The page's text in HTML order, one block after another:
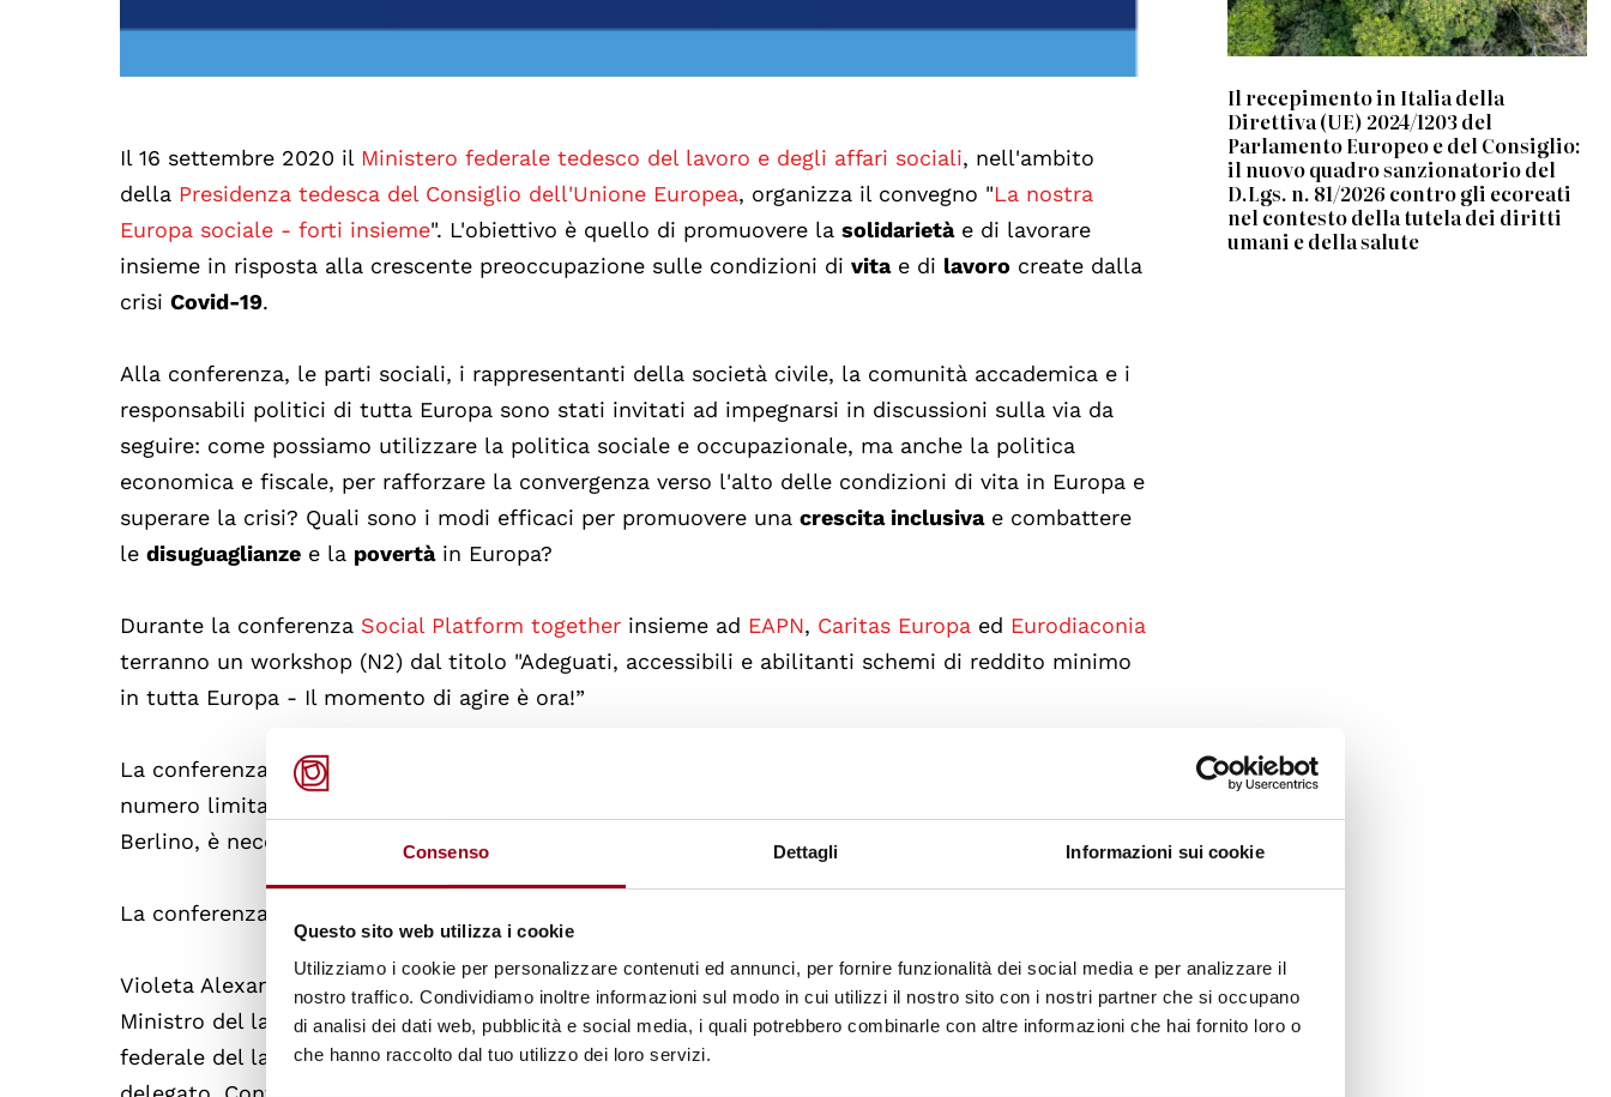
Consenso Dettagli Informazioni sui cookie
Questo sito web utilizza i cookie
Utilizziamo i cookie per personalizzare contenuti ed annunci, per fornire funzionalità dei social media e per analizzare il
nostro traffico. Condividiamo inoltre informazioni sul modo in cui utilizzi il nostro sito con i nostri partner che si occupano
di analisi dei dati web, pubblicità e social media, i quali potrebbero combinarle con altre informazioni che hai fornito loro o
che hanno raccolto dal tuo utilizzo dei loro servizi.
Il 16 settembre 2020 il Ministero federale tedesco del lavoro e degli affari sociali, nell'ambito
della Presidenza tedesca del Consiglio dell'Unione Europea, organizza il convegno "La nostra
Europa sociale - forti insieme". L'obiettivo è quello di promuovere lasolidarietàe di lavorare
insieme in risposta alla crescente preoccupazione sulle condizioni divitae di lavoro create dalla
crisiCovid-19.
Alla conferenza, le parti sociali, i rappresentanti della società civile, la comunità accademica e i
responsabili politici di tutta Europa sono stati invitati ad impegnarsi in discussioni sulla via da
seguire: come possiamo utilizzare la politica sociale e occupazionale, ma anche la politica
economica e fiscale, per rafforzare la convergenza verso l'alto delle condizioni di vita in Europa e
superare la crisi? Quali sono i modi efficaci per promuovere unacrescita inclusivae combattere
ledisuguaglianze e la povertàin Europa?
Durante la conferenza Social Platform together insieme ad EAPN, Caritas Europa ed Eurodiaconia
terranno un workshop (N2) dal titolo "Adeguati, accessibili e abilitanti schemi di reddito minimo
in tutta Europa - Il momento di agire è ora!”
La conferenza si terrà online, ma nel caso in cui la situazione lo consenta, sarà disponibile un
numero limitato di posti a sedere per gli ospiti in loco. Se si desidera partecipare in loco a
Berlino, è necessario
registrarsi entro il 12 agosto 2020
La conferenza comprenderà i contributi di:
Violeta Alexandru, Ministro del lavoro e della protezione sociale, RomaniaAna Mendes Godinho,
Ministro del lavoro, della solidarietà e della protezione sociale, Portogallo. Hubertus Heil, Ministro
federale del lavoro e degli affari sociali, Germania. Renate Hornung-Draus, amministratore
Il recepimento in Italia della
Direttiva (UE) 2024/1203 del
Parlamento Europeo e del Consiglio:
il nuovo quadro sanzionatorio del
D.Lgs. n. 81/2026 contro gli ecoreati
nel contesto della tutela dei diritti
umani e della salute